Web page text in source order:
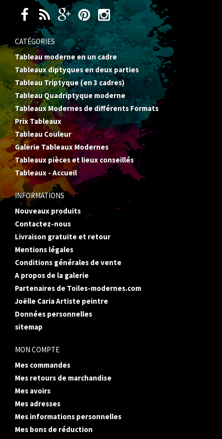
CATÉGORIES
Tableau moderne en un cadre
Tableaux diptyques en deux parties
Tableau Triptyque (en 3 cadres)
Tableau Quadriptyque moderne
Tableaux Modernes de différents Formats
Prix Tableaux
Tableau Couleur
Galerie Tableaux Modernes
Tableaux pièces et lieux conseillés
Tableaux - Accueil
INFORMATIONS
Nouveaux produits
Contactez-nous
Livraison gratuite et retour
Mentions légales
Conditions générales de vente
A propos de la galerie
Partenaires de Toiles-modernes.com
Joëlle Caria Artiste peintre
Données personnelles
sitemap
MON COMPTE
Mes commandes
Mes retours de marchandise
Mes avoirs
Mes adresses
Mes informations personnelles
Mes bons de réduction